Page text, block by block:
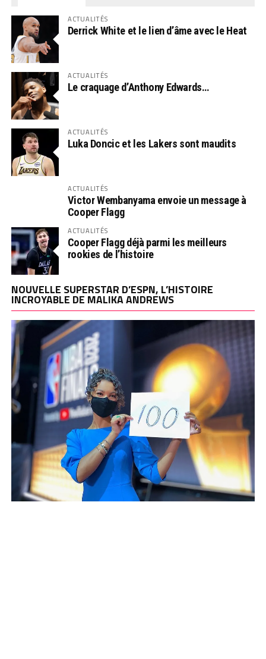
ACTUALITÉS
Derrick White et le lien d’âme avec le Heat
ACTUALITÉS
Le craquage d’Anthony Edwards…
ACTUALITÉS
Luka Doncic et les Lakers sont maudits
ACTUALITÉS
Victor Wembanyama envoie un message à
Cooper Flagg
ACTUALITÉS
Cooper Flagg déjà parmi les meilleurs
rookies de l’histoire
NOUVELLE SUPERSTAR D’ESPN, L’HISTOIRE
INCROYABLE DE MALIKA ANDREWS